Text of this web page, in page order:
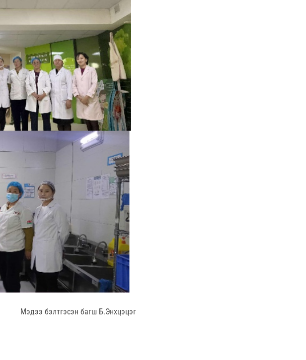
Мэдээ бэлтгэсэн багш Б.Энхцэцэг